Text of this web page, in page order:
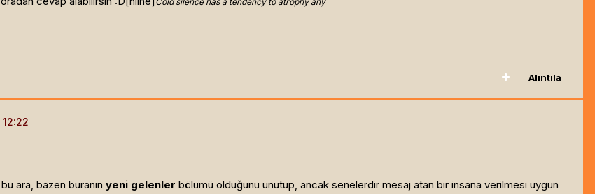
Alıntıla
ara, bazen buranın yeni gelenler bölümü olduğunu unutup, ancak senelerdir mesaj atan bir insana verilmesi uygun